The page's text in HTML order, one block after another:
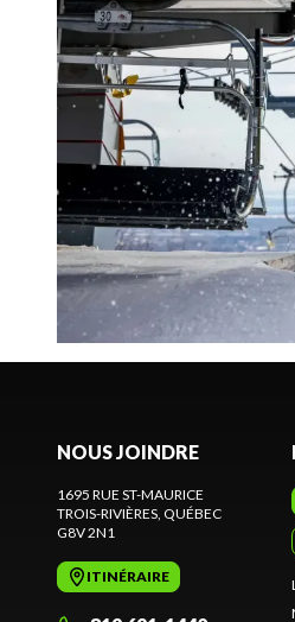
NOUS JOINDRE
1695 RUE ST-MAURICE
TROIS-RIVIÈRES, QUÉBEC
G8V 2N1
ITINÉRAIRE